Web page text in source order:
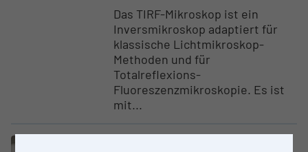
Das TIRF-Mikroskop ist ein
Inversmikroskop adaptiert für
klassische Lichtmikroskop-
Methoden und für
Totalreflexions-
Fluoreszenzmikroskopie. Es ist
mit...